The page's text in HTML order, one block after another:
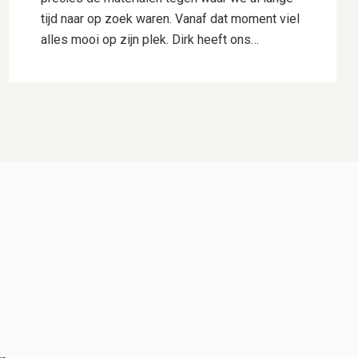
tijd naar op zoek waren. Vanaf dat moment viel
alles mooi op zijn plek. Dirk heeft ons